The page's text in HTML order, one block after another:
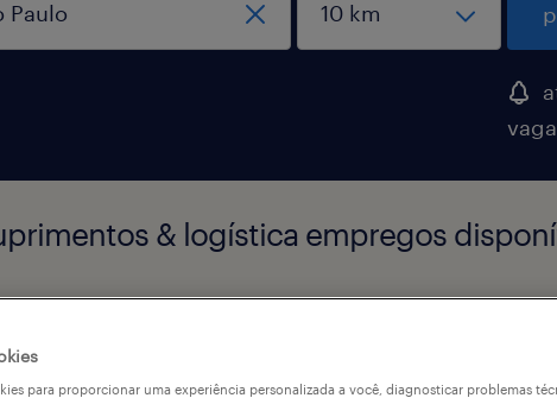
vaga
& logística empregos
tipo de vaga
para proporcionar uma experiência personalizada a você, diagnosticar problemas